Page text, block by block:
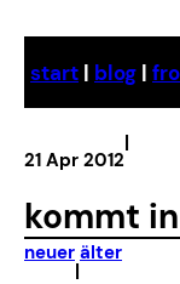
content
start | blog |
21 Apr 2012
|
kommt
neuer
|
älter